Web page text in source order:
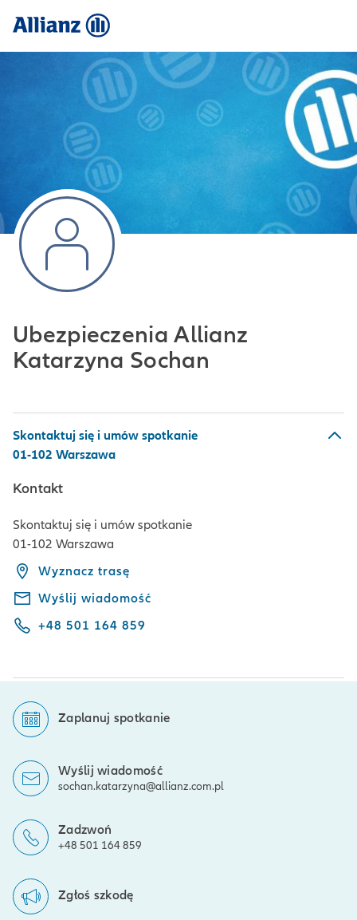
Ubezpieczenia Allianz
Katarzyna Sochan
Skontaktuj się i umów spotkanie
01-102 Warszawa
Kontakt
Skontaktuj się i umów spotkanie
01-102 Warszawa
Wyznacz trasę
Wyślij wiadomość
+48 501 164 859
Zaplanuj spotkanie
Wyślij wiadomość
sochan.katarzyna@allianz.com.pl
Zadzwoń
+48 501 164 859
Zgłoś szkodę